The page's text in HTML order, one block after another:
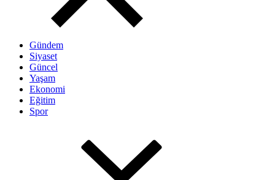
Gündem
Siyaset
Güncel
Yaşam
Ekonomi
Eğitim
Spor